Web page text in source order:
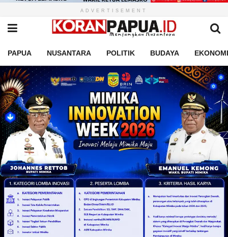
ADVERTISEMENT
PAPUA NUSANTARA POLITIK BUDAYA EKONOMI